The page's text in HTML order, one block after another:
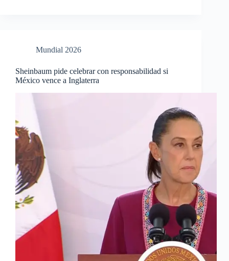
Mundial 2026
Sheinbaum pide celebrar con responsabilidad si
México vence a Inglaterra